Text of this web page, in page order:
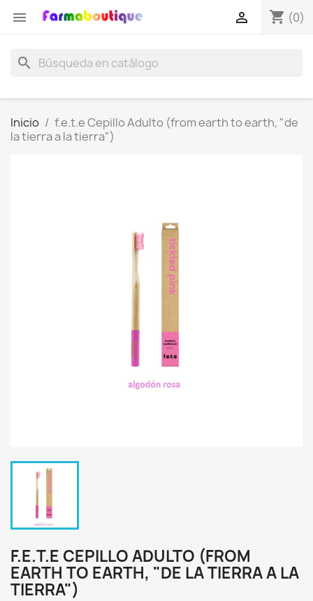
 shopping_cart (0)

search
Inicio
f.e.t.e Cepillo Adulto (from earth to earth, "de
la tierra a la tierra")
F.E.T.E CEPILLO ADULTO (FROM
EARTH TO EARTH, "DE LA TIERRA A LA
TIERRA")